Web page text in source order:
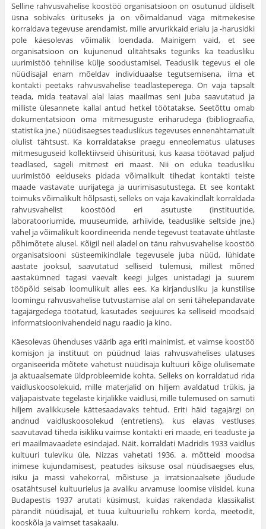
Selline rahvusvahelise koostöö organisatsioon on osutunud üldiselt
üsna sobivaks ürituseks ja on võimaldanud väga mitmekesise
korraldava tegevuse arendamist, mille arvurikkaid erialu ja -harusidki
pole käesolevas võimalik loendada. Mainigem vaid, et see
organisatsioon on kujunenud ülitähtsaks teguriks ka teadusliku
uurimistöö tehnilise külje soodustamisel. Teaduslik tegevus ei ole
nüüdisajal enam mõeldav individuaalse tegutsemisena, ilma et
kontakti peetaks rahvusvahelise teadlasteperega. On vaja täpsalt
teada, mida teataval alal laias maailmas seni juba saavutatud ja
milliste ülesannete kallal antud hetkel töötatakse. Seetõttu omab
dokumentatsioon oma mitmesuguste eriharudega (bibliograafia,
statistika jne.) nüüdisaegses teaduslikus tegevuses ennenähtamatult
olulist tähtsust. Ka korraldatakse praegu enneolematus ulatuses
mitmesuguseid kollektiivseid ühisüritusi, kus kaasa töötavad paljud
teadlased, sageli mitmest eri maast. Nii on eduka teadusliku
uurimistöö eelduseks pidada võimalikult tihedat kontakti teiste
maade vastavate uurijatega ja uurimisasutustega. Et see kontakt
toimuks võimalikult hõlpsasti, selleks on vaja kavakindlalt korraldada
rahvusvahelist koostööd eri asutuste (instituutide,
laboratooriumide, muuseumide, arhiivide, teaduslike seltside jne.)
vahel ja võimalikult koordineerida nende tegevust teatavate ühtlaste
põhimõtete alusel. Kõigil neil aladel on tänu rahvusvahelise koostöö
organisatsiooni süsteemikindlale tegevusele juba nüüd, lühidate
aastate jooksul, saavutatud selliseid tulemusi, millest mõned
aastakümned tagasi vaevalt keegi julges unistadagi ja suurem
tööpõld seisab loomulikult alles ees. Ka kirjandusliku ja kunstilise
loomingu rahvusvahelise tutvustamise alal on seni tähelepandavate
tagajärgedega töötatud, kasutades seejuures ka selliseid moodsaid
informatsioonivahendeid nagu raadio ja kino.
Käesolevas ühenduses väärib aga eriti mainimist, et vaimse koostöö
komisjon ja instituut on püüdnud laias rahvusvahelises ulatuses
organiseerida mõtete vahetust nüüdisaja kultuuri kõige olulisemate
ja aktuaalsemate üldprobleemide kohta. Selleks on korraldatud rida
vaidluskoosolekuid, mille materjalid on hiljem avaldatud trükis, ja
väljapaistvate tegelaste kirjalikke vaidlusi, mille tulemused on samuti
hiljem avalikkusele kättesaadavaks tehtud. Eriti häid tagajärgi on
andnud vaidluskoosolekud (entretiens), kus elavas vestluses
saavutavad tiheda isikliku vaimse kontakti eri maade, eri teaduste ja
eri maailmavaadete esindajad. Näit. korraldati Madridis 1933 vaidlus
kultuuri tuleviku üle, Nizzas vahetati 1936. a. mõtteid moodsa
inimese kujundamisest, peatudes isiksuse osal nüüdisaegses elus,
isiku ja massi vahekorral, mõistuse ja irratsionaalsete jõudude
osatähtsusel kultuurielus ja avaliku arvamuse loomise viisidel, kuna
Budapestis 1937 arutati küsimust, kuidas rakendada klassikalist
pärandit nüüdisajal, et tuua kultuuriellu rohkem korda, meetodit,
kooskõla ja vaimset tasakaalu.